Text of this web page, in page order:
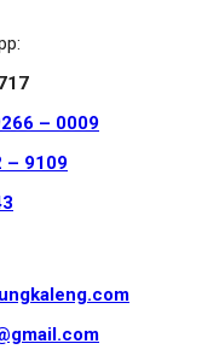
– 0009
– 9109